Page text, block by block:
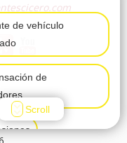
de vehículo
de
Scroll